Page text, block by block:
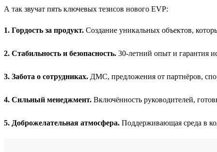
А так звучат пять ключевых тезисов нового EVP:
1. Гордость за продукт. Создание уникальных объектов,
2. Стабильность и безопасность. 30-летний опыт и гарантия
3. Забота о сотрудниках. ДМС, предложения от партнёров,
4. Сильный менеджмент. Включённость руководителей,
5. Доброжелательная атмосфера. Поддерживающая среда в